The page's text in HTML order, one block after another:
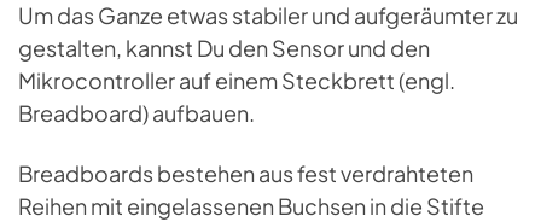
Um das Ganze etwas stabiler und aufgeräumter zu
gestalten, kannst Du den Sensor und den
Mikrocontroller auf einem Steckbrett (engl.
Breadboard) aufbauen.
Breadboards bestehen aus fest verdrahteten
Reihen mit eingelassenen Buchsen in die Stifte